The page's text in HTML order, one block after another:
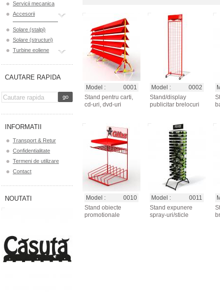
Model :
0001
Stand pentru carti,
cd-uri, dvd-uri
Model :
0002
Stand/display
publicitar brelocuri
Model :
0010
Stand obiecte
promotionale
Model :
0011
Stand expunere
spray-uri/sticle
Servicii mecanica
Accesorii
Solare (stalpi)
Solare (structuri)
Turbine eoliene
CAUTARE RAPIDA
INFORMATII
Transport & Retur
Confidentialitate
Termeni de utilizare
Contact
NOUTATI